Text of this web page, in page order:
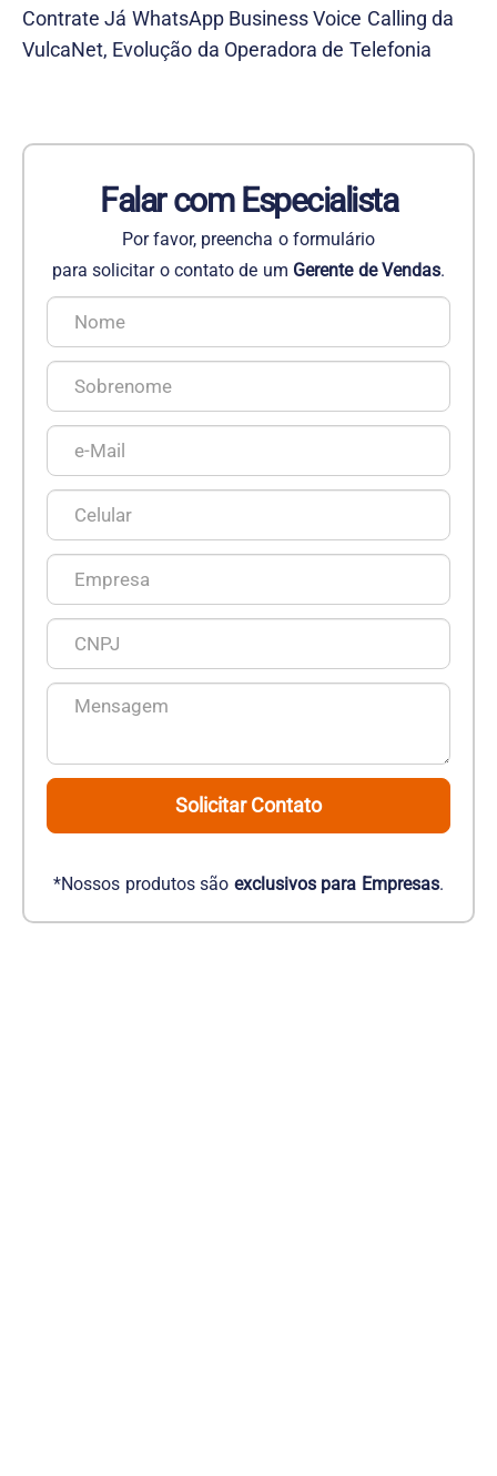
Contrate Já WhatsApp Business Voice Calling da
VulcaNet, Evolução da Operadora de Telefonia
Falar com Especialista
Por favor, preencha o formulário
para solicitar o contato de um Gerente de Vendas.
Solicitar Contato
*Nossos produtos são exclusivos para Empresas.